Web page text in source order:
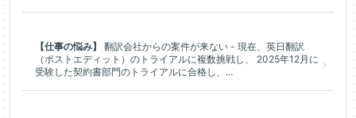
【仕事の悩み】
翻訳会社からの案件が来ない - 現在、英日翻訳
（ポストエディット）のトライアルに複数挑戦し、 2025年12月に
受験した契約書部門のトライアルに合格し、...